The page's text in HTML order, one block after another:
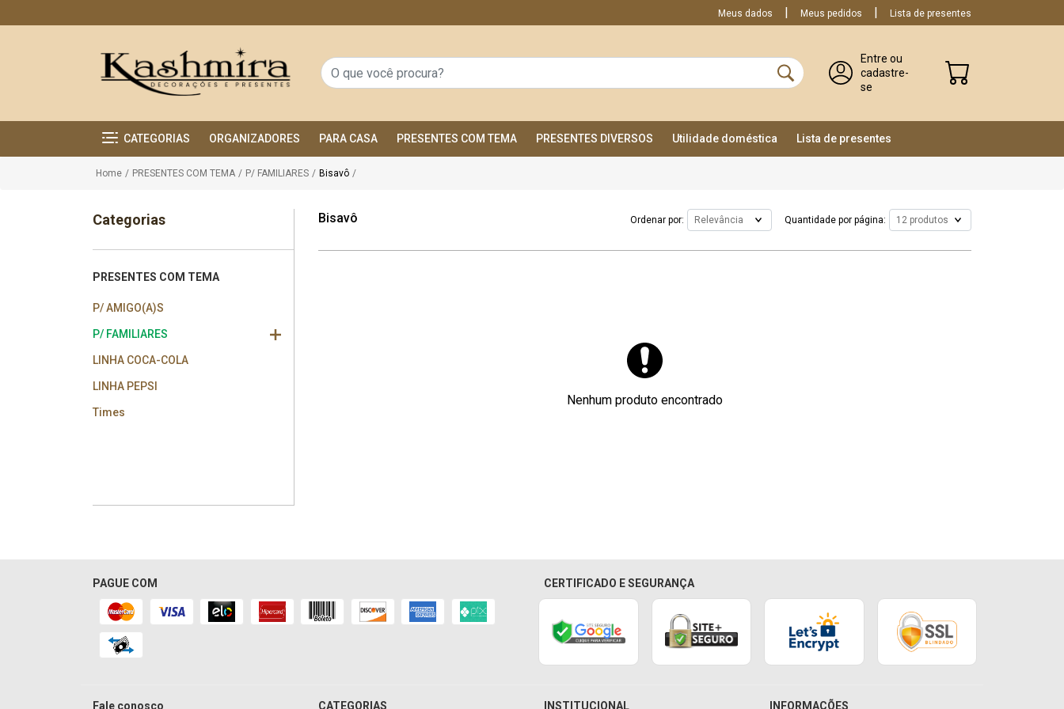
Meus dados Meus pedidos Lista de presentes
Entre ou
cadastre-
se
CATEGORIAS ORGANIZADORES PARA CASA PRESENTES COM TEMA PRESENTES DIVERSOS Utilidade doméstica Lista de presentes
Home / PRESENTES COM TEMA / P/ FAMILIARES / Bisavô /
Categorias
PRESENTES COM TEMA
P/ AMIGO(A)S
P/ FAMILIARES
LINHA COCA-COLA
LINHA PEPSI
Times
Bisavô Ordenar por: Quantidade por página:
Nenhum produto encontrado
PAGUE COM CERTIFICADO E SEGURANÇA
Fale conosco CATEGORIAS INSTITUCIONAL INFORMAÇÕES